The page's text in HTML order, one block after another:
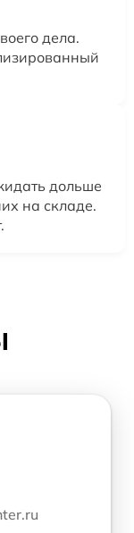
дела.
дольше
на складе.